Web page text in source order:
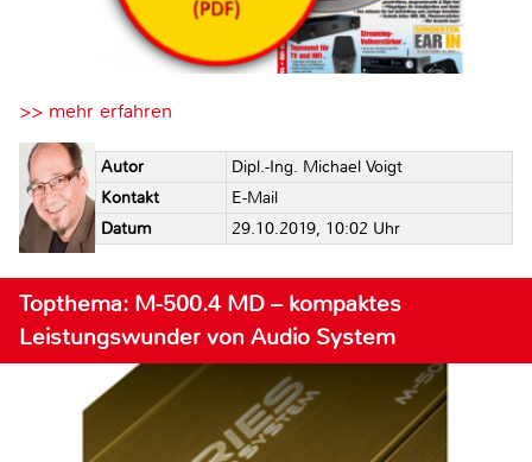
>> mehr erfahren
Autor
Dipl.-Ing. Michael Voigt
Kontakt
E-Mail
Datum
29.10.2019, 10:02 Uhr
Topthema: M-500.4 MD – kompaktes
Leistungswunder von Audio System